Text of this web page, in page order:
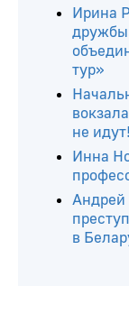
Ирина
тур»
не
Инна
Андрей
в